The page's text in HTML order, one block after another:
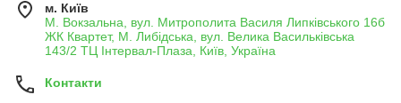
м. Київ
М. Вокзальна, вул. Митрополита Василя Липківського 16б
ЖК Квартет, М. Либідська, вул. Велика Васильківська
143/2 ТЦ Інтервал-Плаза, Київ, Україна
Контакти